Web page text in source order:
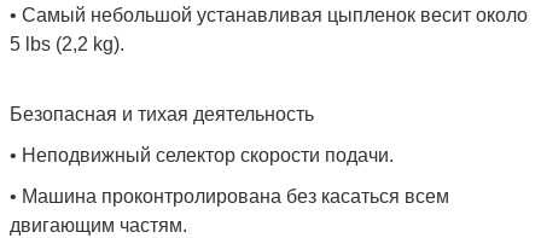
• Самый небольшой устанавливая цыпленок весит около
5 lbs (2,2 kg).
Безопасная и тихая деятельность
• Неподвижный селектор скорости подачи.
• Машина проконтролирована без касаться всем
двигающим частям.